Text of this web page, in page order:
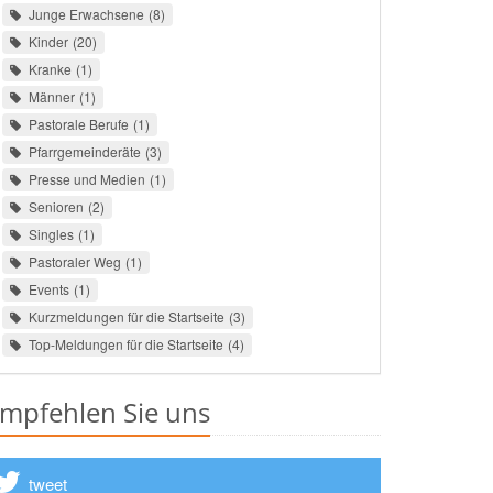
Junge Erwachsene 8
Kinder 20
Kranke 1
Männer 1
Pastorale Berufe 1
Pfarrgemeinderäte 3
Presse und Medien 1
Senioren 2
Singles 1
Pastoraler Weg 1
Events 1
Kurzmeldungen für die Startseite 3
Top-Meldungen für die Startseite 4
Sie uns
tweet